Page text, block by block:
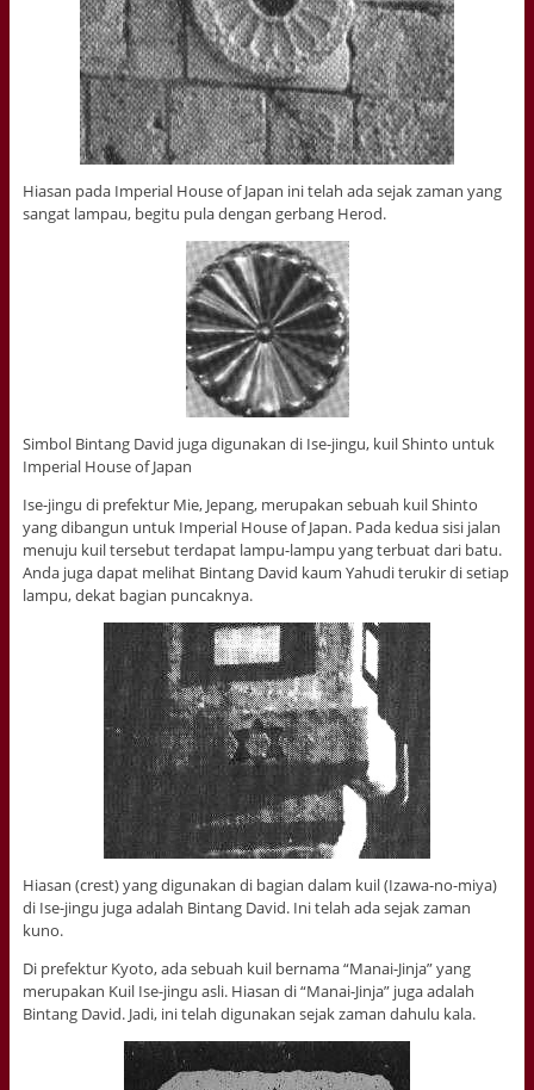
Hiasan pada Imperial House of Japan ini telah ada sejak zaman yang
sangat lampau, begitu pula dengan gerbang Herod.
Simbol Bintang David juga digunakan di Ise-jingu, kuil Shinto untuk
Imperial House of Japan
Ise-jingu di prefektur Mie, Jepang, merupakan sebuah kuil Shinto
yang dibangun untuk Imperial House of Japan. Pada kedua sisi jalan
menuju kuil tersebut terdapat lampu-lampu yang terbuat dari batu.
Anda juga dapat melihat Bintang David kaum Yahudi terukir di setiap
lampu, dekat bagian puncaknya.
Hiasan (crest) yang digunakan di bagian dalam kuil (Izawa-no-miya)
di Ise-jingu juga adalah Bintang David. Ini telah ada sejak zaman
kuno.
Di prefektur Kyoto, ada sebuah kuil bernama “Manai-Jinja” yang
merupakan Kuil Ise-jingu asli. Hiasan di “Manai-Jinja” juga adalah
Bintang David. Jadi, ini telah digunakan sejak zaman dahulu kala.